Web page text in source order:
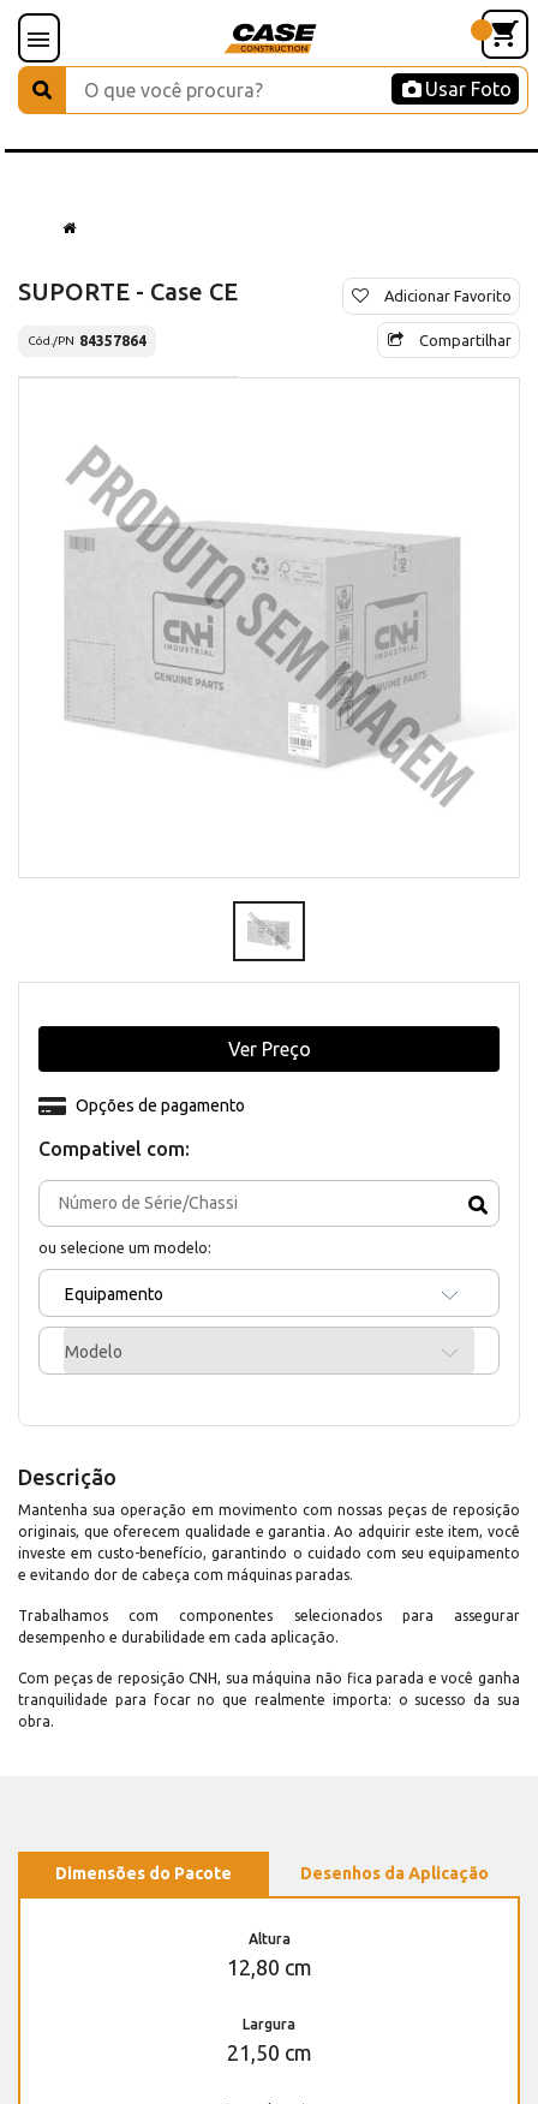
Usar Foto
SUPORTE - Case CE
Cód./PN 84357864
Adicionar Favorito
Compartilhar
Compativel com:
ou selecione um modelo:
Equipamento
Modelo
Opções de pagamento
Ver Preço
Descrição
Mantenha sua operação em movimento com nossas peças de reposição
originais, que oferecem qualidade e garantia. Ao adquirir este item, você
investe em custo-benefício, garantindo o cuidado com seu equipamento
e evitando dor de cabeça com máquinas paradas.
Trabalhamos com componentes selecionados para assegurar
desempenho e durabilidade em cada aplicação.
Com peças de reposição CNH, sua máquina não fica parada e você ganha
tranquilidade para focar no que realmente importa: o sucesso da sua
obra.
Dimensões do Pacote Desenhos da Aplicação
Altura
12,80 cm
Largura
21,50 cm